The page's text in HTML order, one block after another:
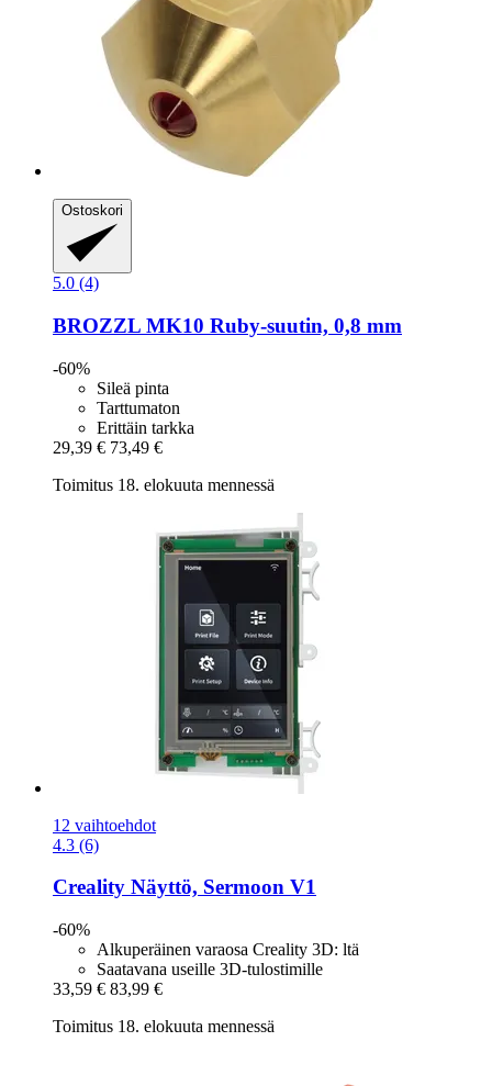
Ostoskori
5.0 (4)
BROZZL MK10 Ruby-​suutin, 0,8 mm
-60%
Sileä pinta
Tarttumaton
Erittäin tarkka
29,39 € 73,49 €
Toimitus 18. elokuuta mennessä
12 vaihtoehdot
4.3 (6)
Creality Näyttö, Sermoon V1
-60%
Alkuperäinen varaosa Creality 3D: ltä
Saatavana useille 3D-tulostimille
33,59 € 83,99 €
Toimitus 18. elokuuta mennessä